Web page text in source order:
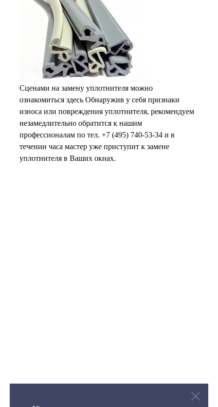
Сценами на замену уплотнителя можно
ознакомиться здесь Обнаружив у себя признаки
износа или повреждения уплотнителя, рекомендуем
незамедлительно обратится к нашим
профессионалам по тел. +7 (495) 740-53-34 и в
течении часа мастер уже приступит к замене
уплотнителя в Ваших окнах.